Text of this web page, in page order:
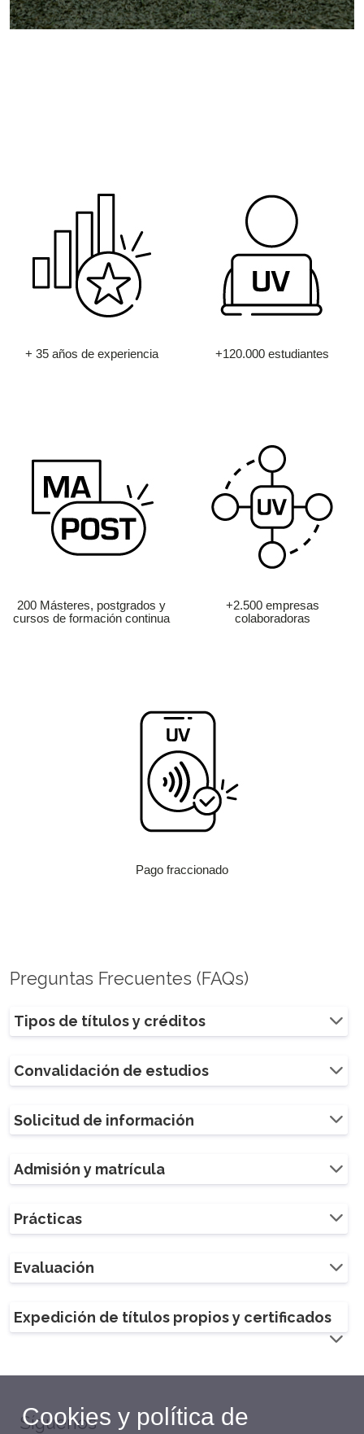
+ 35 años de experiencia +120.000 estudiantes
200 Másteres, postgrados y
cursos de formación continua
+2.500 empresas
colaboradoras
Pago fraccionado
Preguntas Frecuentes (FAQs)
Tipos de títulos y créditos
Convalidación de estudios
Solicitud de información
Admisión y matrícula
Prácticas
Evaluación
Expedición de títulos propios y certificados
Síguenos
Cookies y política de